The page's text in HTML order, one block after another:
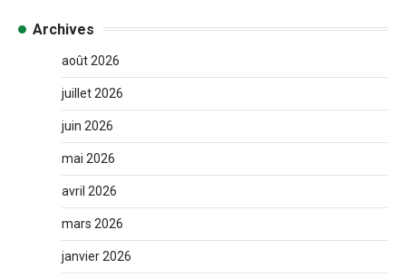
Archives
août 2026
juillet 2026
juin 2026
mai 2026
avril 2026
mars 2026
janvier 2026